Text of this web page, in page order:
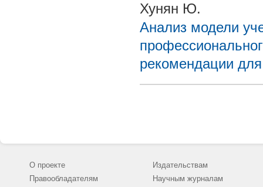
Хунян Ю.
Анализ модели
рекомендации
О проекте
Правообладателям
Издательствам
Научным журналам